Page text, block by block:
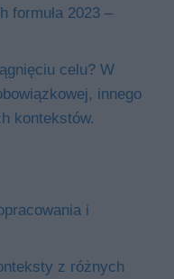
formuła 2023 –
celu? W
innego
kontekstów.
i
z różnych